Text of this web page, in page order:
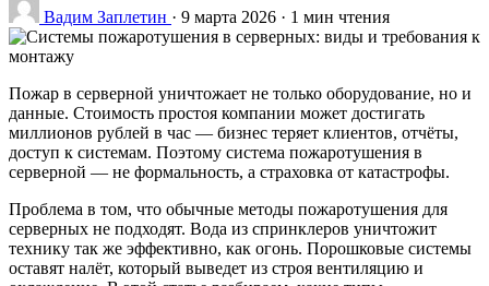
Вадим Заплетин · 9 марта 2026 · 1 мин чтения
Пожар в серверной уничтожает не только оборудование, но и
данные. Стоимость простоя компании может достигать
миллионов рублей в час — бизнес теряет клиентов, отчёты,
доступ к системам. Поэтому система пожаротушения в
серверной — не формальность, а страховка от катастрофы.
Проблема в том, что обычные методы пожаротушения для
серверных не подходят. Вода из спринклеров уничтожит
технику так же эффективно, как огонь. Порошковые системы
оставят налёт, который выведет из строя вентиляцию и